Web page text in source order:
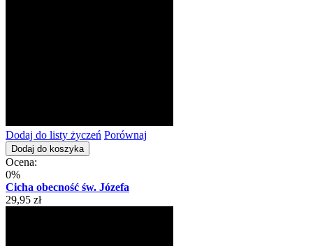
Dodaj do listy życzeń Porównaj
Dodaj do koszyka
Ocena:
0%
Cicha obecność św. Józefa
29,95 zł